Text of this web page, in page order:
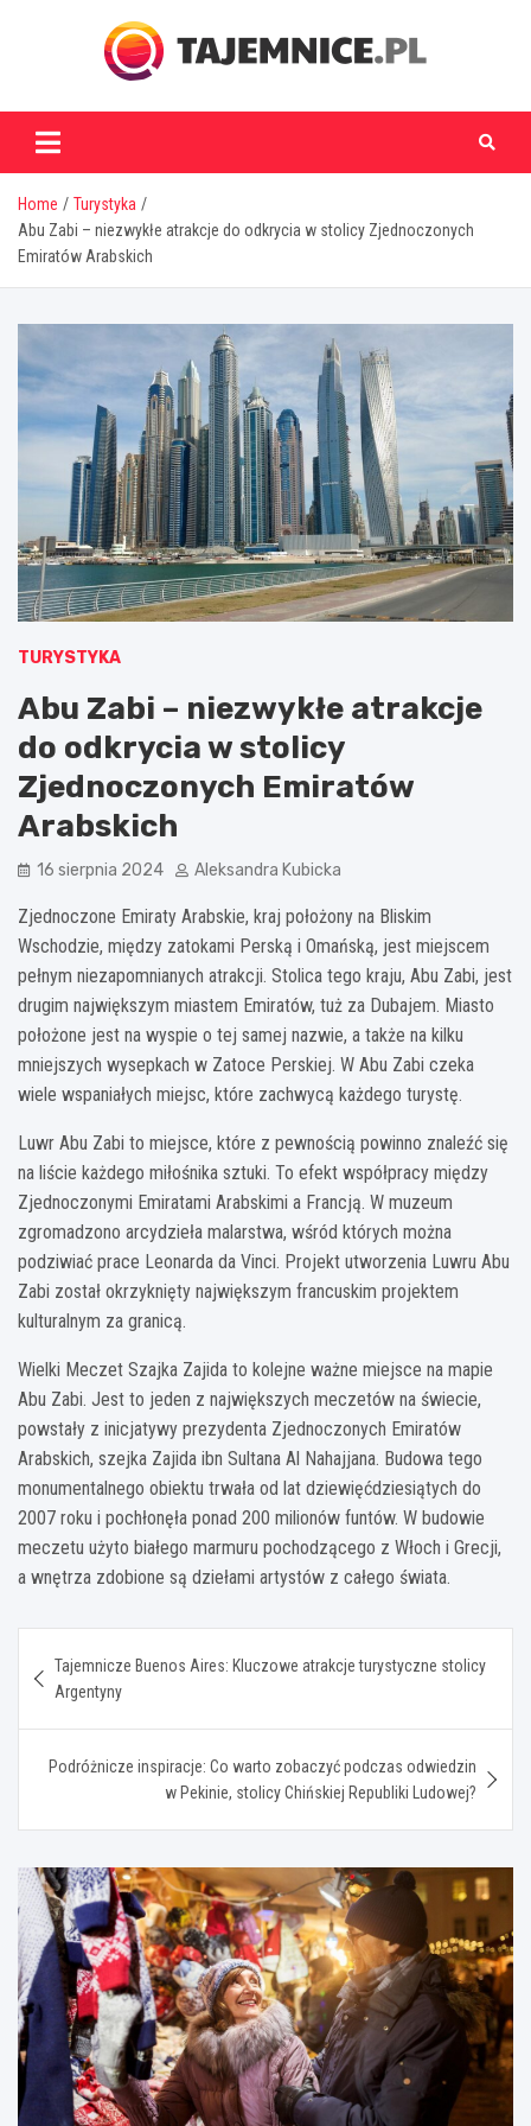
tajemnice.pl
Home
Turystyka
Abu Zabi – niezwykłe atrakcje do odkrycia w stolicy Zjednoczonych
Emiratów Arabskich
TURYSTYKA
Abu Zabi – niezwykłe atrakcje
do odkrycia w stolicy
Zjednoczonych Emiratów
Arabskich
16 sierpnia 2024 Aleksandra Kubicka
Zjednoczone Emiraty Arabskie, kraj położony na Bliskim
Wschodzie, między zatokami Perską i Omańską, jest miejscem
pełnym niezapomnianych atrakcji. Stolica tego kraju, Abu Zabi, jest
drugim największym miastem Emiratów, tuż za Dubajem. Miasto
położone jest na wyspie o tej samej nazwie, a także na kilku
mniejszych wysepkach w Zatoce Perskiej. W Abu Zabi czeka
wiele wspaniałych miejsc, które zachwycą każdego turystę.
Luwr Abu Zabi to miejsce, które z pewnością powinno znaleźć się
na liście każdego miłośnika sztuki. To efekt współpracy między
Zjednoczonymi Emiratami Arabskimi a Francją. W muzeum
zgromadzono arcydzieła malarstwa, wśród których można
podziwiać prace Leonarda da Vinci. Projekt utworzenia Luwru Abu
Zabi został okrzyknięty największym francuskim projektem
kulturalnym za granicą.
Wielki Meczet Szajka Zajida to kolejne ważne miejsce na mapie
Abu Zabi. Jest to jeden z największych meczetów na świecie,
powstały z inicjatywy prezydenta Zjednoczonych Emiratów
Arabskich, szejka Zajida ibn Sultana Al Nahajjana. Budowa tego
monumentalnego obiektu trwała od lat dziewięćdziesiątych do
2007 roku i pochłonęła ponad 200 milionów funtów. W budowie
meczetu użyto białego marmuru pochodzącego z Włoch i Grecji,
a wnętrza zdobione są dziełami artystów z całego świata.
wpisu
Tajemnicze Buenos Aires: Kluczowe atrakcje turystyczne stolicy
Argentyny
Podróżnicze inspiracje: Co warto zobaczyć podczas odwiedzin
w Pekinie, stolicy Chińskiej Republiki Ludowej?